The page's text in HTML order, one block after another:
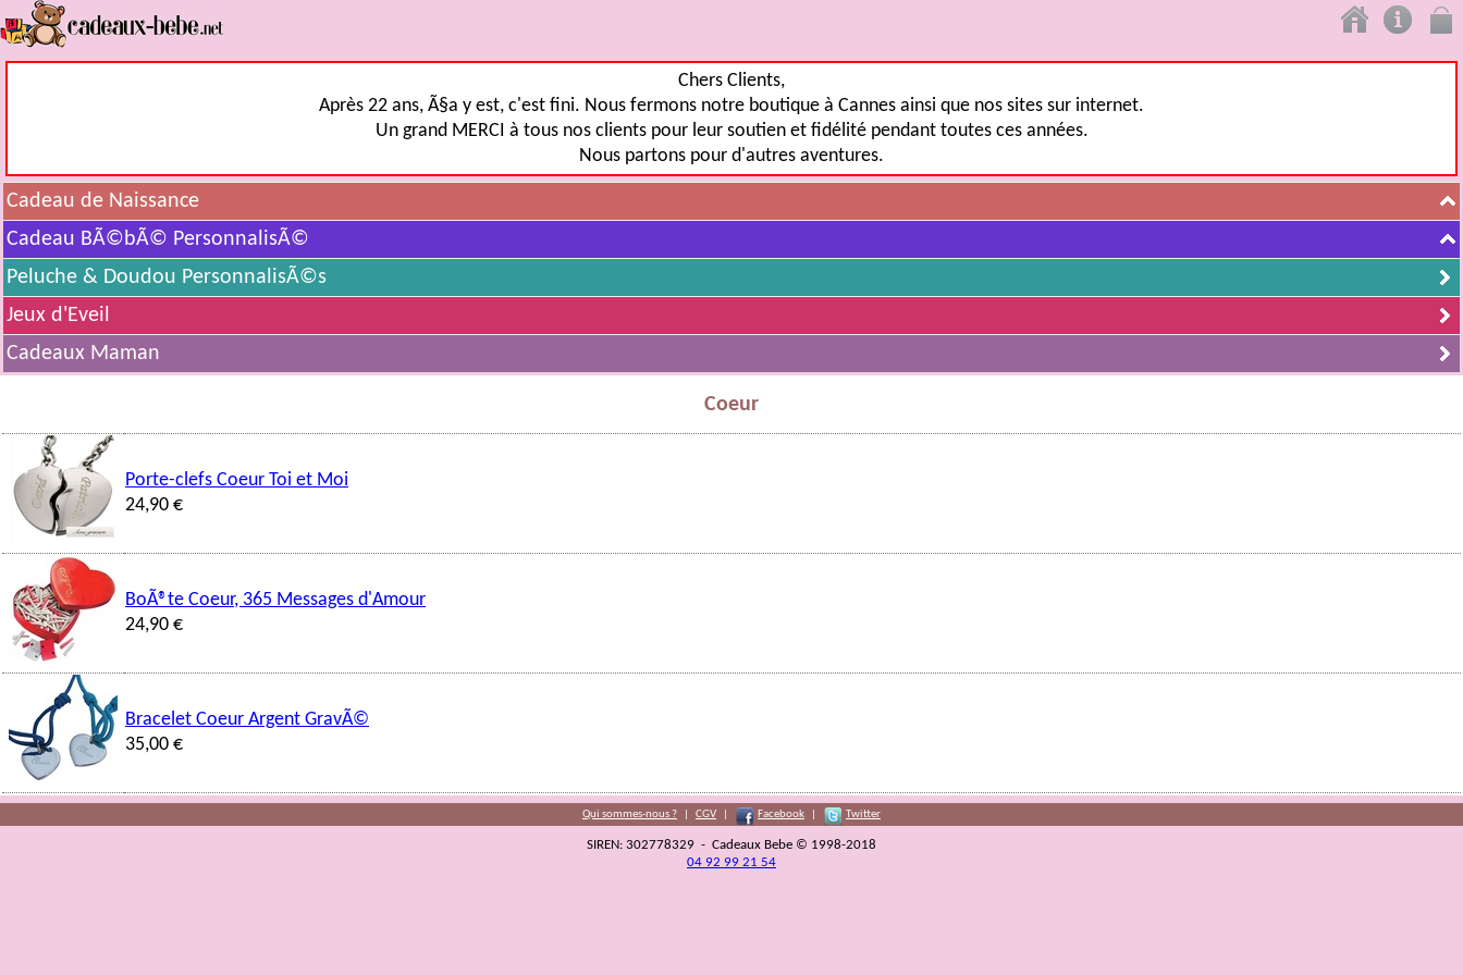
Chers Clients,
Après 22 ans, Ã§a y est, c'est fini. Nous fermons notre boutique à Cannes ainsi que nos sites sur internet.
Un grand MERCI à tous nos clients pour leur soutien et fidélité pendant toutes ces années.
Nous partons pour d'autres aventures.
Cadeau de Naissance
Cadeau BÃ©bÃ© PersonnalisÃ©
Peluche & Doudou PersonnalisÃ©s
Jeux d'Eveil
Cadeaux Maman
Coeur
Porte-clefs Coeur Toi et Moi
24,90 €
BoÃ®te Coeur, 365 Messages d'Amour
24,90 €
Bracelet Coeur Argent GravÃ©
35,00 €
Qui sommes-nous ? CGV Facebook Twitter
SIREN: 302778329 - Cadeaux Bebe © 1998-2018
04 92 99 21 54